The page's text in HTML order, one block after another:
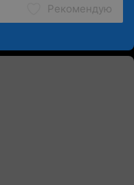
Рекомендую